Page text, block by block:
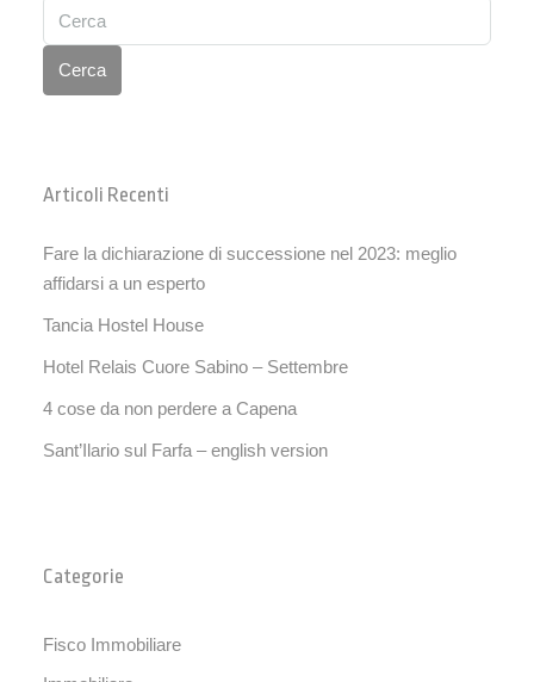
Cerca
Articoli Recenti
Fare la dichiarazione di successione nel 2023: meglio
affidarsi a un esperto
Tancia Hostel House
Hotel Relais Cuore Sabino – Settembre
4 cose da non perdere a Capena
Sant’Ilario sul Farfa – english version
Categorie
Fisco Immobiliare